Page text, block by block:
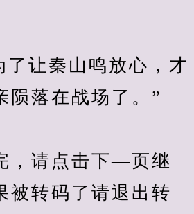
秦山鸣放心，才
陨落在战场了。”
请点击下—页继
被转码了请退出转